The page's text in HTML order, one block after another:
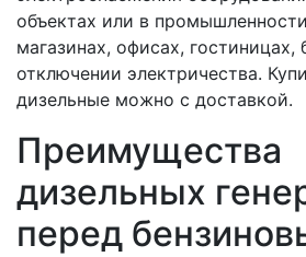
объектах или в
магазинах, офисах, гостиницах,
отключении электричества.
дизельные можно с доставкой.
Преимущества
дизельных
перед